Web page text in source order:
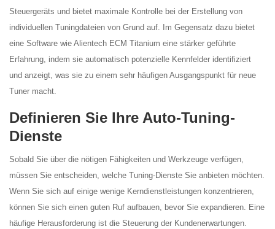
Steuergeräts und bietet maximale Kontrolle bei der Erstellung von
individuellen Tuningdateien von Grund auf. Im Gegensatz dazu bietet
eine Software wie Alientech ECM Titanium eine stärker geführte
Erfahrung, indem sie automatisch potenzielle Kennfelder identifiziert
und anzeigt, was sie zu einem sehr häufigen Ausgangspunkt für neue
Tuner macht.
Definieren Sie Ihre Auto-Tuning-
Dienste
Sobald Sie über die nötigen Fähigkeiten und Werkzeuge verfügen,
müssen Sie entscheiden, welche Tuning-Dienste Sie anbieten möchten.
Wenn Sie sich auf einige wenige Kerndienstleistungen konzentrieren,
können Sie sich einen guten Ruf aufbauen, bevor Sie expandieren. Eine
häufige Herausforderung ist die Steuerung der Kundenerwartungen.